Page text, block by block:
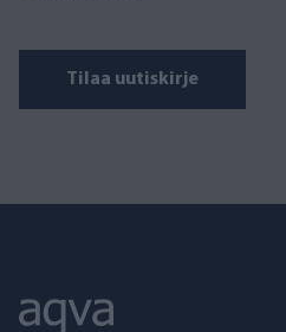
Tilaa uutiskirje